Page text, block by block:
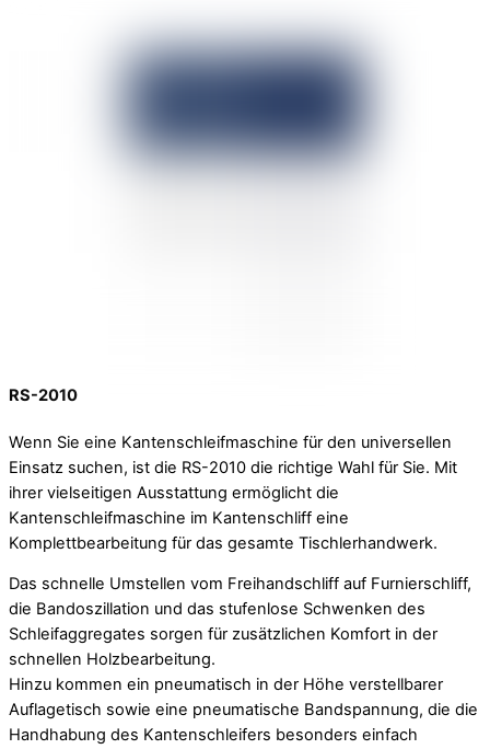
RS-2010
Wenn Sie eine Kantenschleifmaschine für den universellen
Einsatz suchen, ist die RS-2010 die richtige Wahl für Sie. Mit
ihrer vielseitigen Ausstattung ermöglicht die
Kantenschleifmaschine im Kantenschliff eine
Komplettbearbeitung für das gesamte Tischlerhandwerk.
Das schnelle Umstellen vom Freihandschliff auf Furnierschliff,
die Bandoszillation und das stufenlose Schwenken des
Schleifaggregates sorgen für zusätzlichen Komfort in der
schnellen Holzbearbeitung.
Hinzu kommen ein pneumatisch in der Höhe verstellbarer
Auflagetisch sowie eine pneumatische Bandspannung, die die
Handhabung des Kantenschleifers besonders einfach